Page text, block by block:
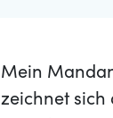
Mein
zeichnet